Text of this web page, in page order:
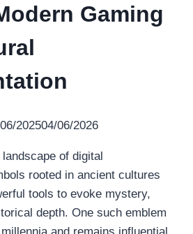
Gaming
202504/06/2026
of digital
rooted in ancient cultures
tools to evoke mystery,
depth. One such emblem